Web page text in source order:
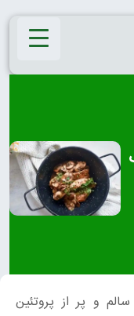
و پر از پروتئین